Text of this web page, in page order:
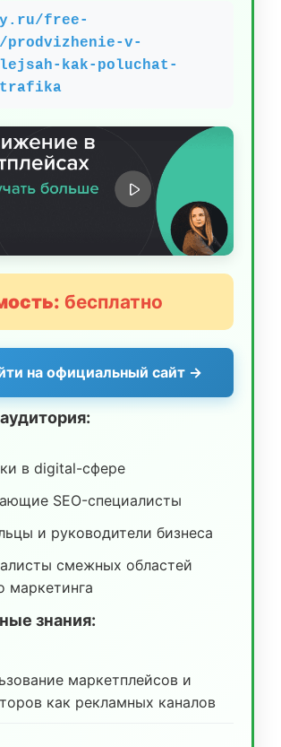
free-
prodvizhenie-v-
kak-poluchat-
trafika
бесплатно
на официальный сайт →
в digital-сфере
SEO-специалисты
и руководители бизнеса
смежных областей
маркетинга
знания:
маркетплейсов и
как рекламных каналов